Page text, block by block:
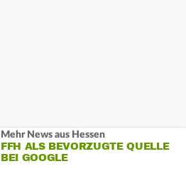
Mehr News aus Hessen
FFH ALS BEVORZUGTE QUELLE
BEI GOOGLE